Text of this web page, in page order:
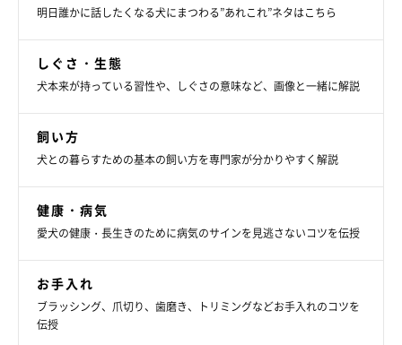
明日誰かに話したくなる犬にまつわる”あれこれ”ネタはこちら
しぐさ・生態
犬本来が持っている習性や、しぐさの意味など、画像と一緒に解説
飼い方
犬との暮らすための基本の飼い方を専門家が分かりやすく解説
健康・病気
愛犬の健康・長生きのために病気のサインを見逃さないコツを伝授
お手入れ
ブラッシング、爪切り、歯磨き、トリミングなどお手入れのコツを
伝授